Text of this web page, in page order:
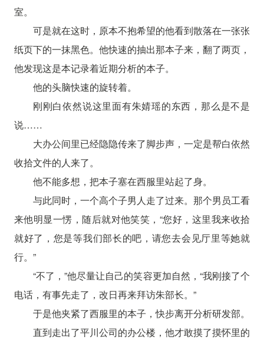
室。
可是就在这时，原本不抱希望的他看到散落在一张张
纸页下的一抹黑色。他快速的抽出那本子来，翻了两页，
他发现这是本记录着近期分析的本子。
他的头脑快速的旋转着。
刚刚白依然说这里面有朱婧瑶的东西，那么是不是
说……
大办公间里已经隐隐传来了脚步声，一定是帮白依然
收拾文件的人来了。
他不能多想，把本子塞在西服里站起了身。
与此同时，一个高个子男人走了过来。那个男员工看
来他明显一愣，随后就对他笑笑，“您好，这里我来收拾
就好了，您是等我们部长的吧，请您去会见厅里等她就
行。”
“不了，”他尽量让自己的笑容更加自然，“我刚接了个
电话，有事先走了，改日再来拜访朱部长。”
于是他夹紧了西服里的本子，快步离开分析研发部。
直到走出了平川公司的办公楼，他才敢摸了摸怀里的